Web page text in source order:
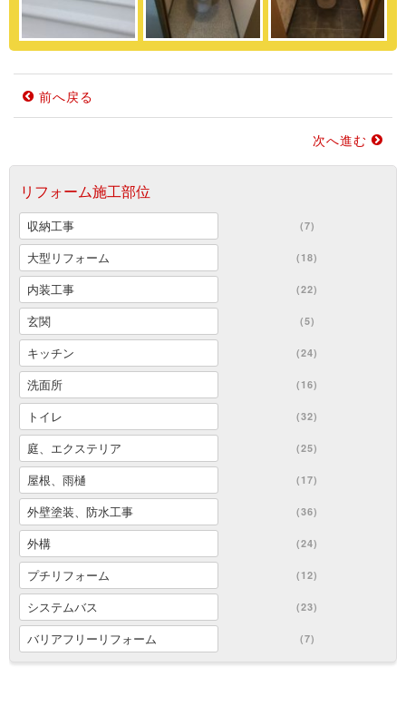
前へ戻る
次へ進む
リフォーム施工部位
収納工事 (7)
大型リフォーム (18)
内装工事 (22)
玄関 (5)
キッチン (24)
洗面所 (16)
トイレ (32)
庭、エクステリア (25)
屋根、雨樋 (17)
外壁塗装、防水工事 (36)
外構 (24)
プチリフォーム (12)
システムバス (23)
バリアフリーリフォーム (7)